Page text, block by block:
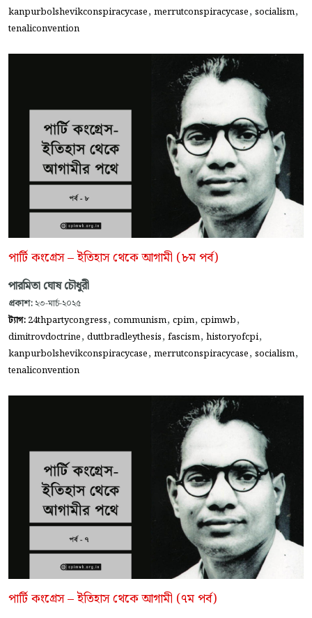
kanpurbolshevikconspiracycase, merrutconspiracycase, socialism,
tenaliconvention
পার্টি কংগ্রেস – ইতিহাস থেকে আগামী (৮ম পর্ব)
পারমিতা ঘোষ চৌধুরী
প্রকাশ: ২৩-মার্চ-২০২৫
ট্যাগ: 24thpartycongress, communism, cpim, cpimwb,
dimitrovdoctrine, duttbradleythesis, fascism, historyofcpi,
kanpurbolshevikconspiracycase, merrutconspiracycase, socialism,
tenaliconvention
পার্টি কংগ্রেস – ইতিহাস থেকে আগামী (৭ম পর্ব)